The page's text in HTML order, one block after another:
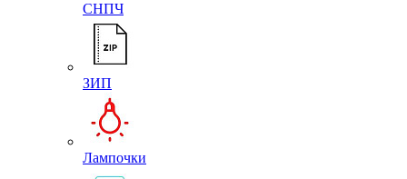
СНПЧ
ЗИП
Лампочки